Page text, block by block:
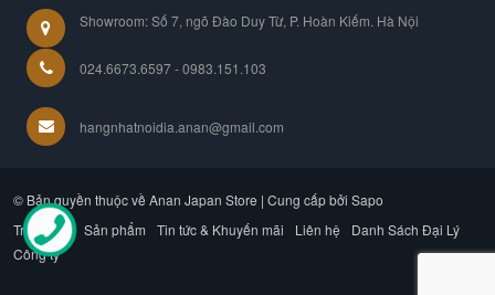
Showroom: Số 7, ngõ Đào Duy Từ, P. Hoàn Kiếm. Hà Nội
024.6673.6597 - 0983.151.103
hangnhatnoidia.anan@gmail.com
© Bản quyền thuộc về Anan Japan Store | Cung cấp bởi Sapo
Trang chủ Sản phẩm Tin tức & Khuyến mãi Liên hệ
Danh Sách Đại Lý
Công ty